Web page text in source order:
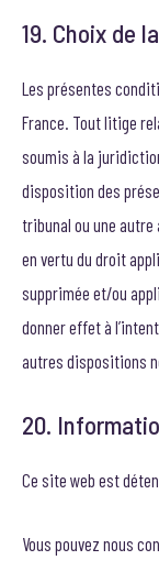
19. Choix de
Les présentes
France. Tout litige
soumis à la
disposition des
tribunal ou une
en vertu du droit
supprimée et/ou
donner effet à
autres dispositions
20.
Ce site web est
Vous pouvez nous